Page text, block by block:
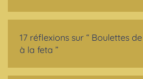
17 réflexions sur “ Boulettes
à la feta ”